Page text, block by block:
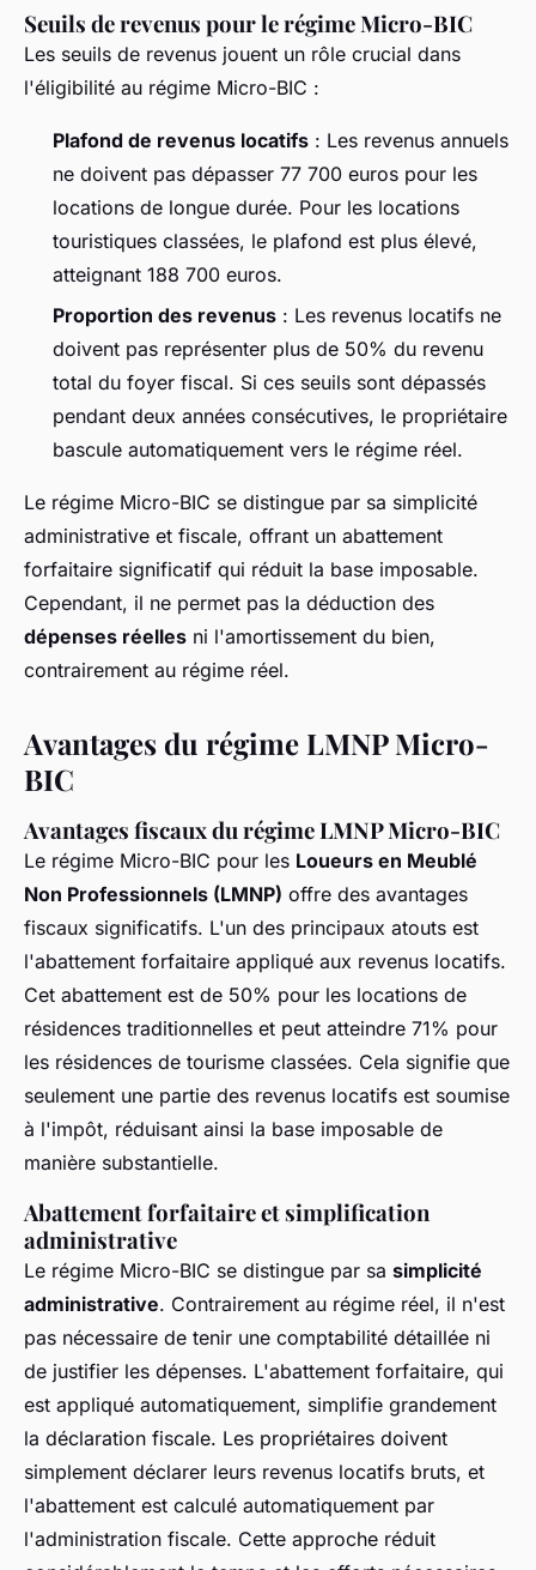
Seuils de revenus pour le régime Micro-BIC
Les seuils de revenus jouent un rôle crucial dans
l'éligibilité au régime Micro-BIC :
Plafond de revenus locatifs : Les revenus annuels
ne doivent pas dépasser 77 700 euros pour les
locations de longue durée. Pour les locations
touristiques classées, le plafond est plus élevé,
atteignant 188 700 euros.
Proportion des revenus : Les revenus locatifs ne
doivent pas représenter plus de 50% du revenu
total du foyer fiscal. Si ces seuils sont dépassés
pendant deux années consécutives, le propriétaire
bascule automatiquement vers le régime réel.
Le régime Micro-BIC se distingue par sa simplicité
administrative et fiscale, offrant un abattement
forfaitaire significatif qui réduit la base imposable.
Cependant, il ne permet pas la déduction des
dépenses réelles ni l'amortissement du bien,
contrairement au régime réel.
Avantages du régime LMNP Micro-
BIC
Avantages fiscaux du régime LMNP Micro-BIC
Le régime Micro-BIC pour les Loueurs en Meublé
Non Professionnels (LMNP) offre des avantages
fiscaux significatifs. L'un des principaux atouts est
l'abattement forfaitaire appliqué aux revenus locatifs.
Cet abattement est de 50% pour les locations de
résidences traditionnelles et peut atteindre 71% pour
les résidences de tourisme classées. Cela signifie que
seulement une partie des revenus locatifs est soumise
à l'impôt, réduisant ainsi la base imposable de
manière substantielle.
Abattement forfaitaire et simplification
administrative
Le régime Micro-BIC se distingue par sa simplicité
administrative. Contrairement au régime réel, il n'est
pas nécessaire de tenir une comptabilité détaillée ni
de justifier les dépenses. L'abattement forfaitaire, qui
est appliqué automatiquement, simplifie grandement
la déclaration fiscale. Les propriétaires doivent
simplement déclarer leurs revenus locatifs bruts, et
l'abattement est calculé automatiquement par
l'administration fiscale. Cette approche réduit